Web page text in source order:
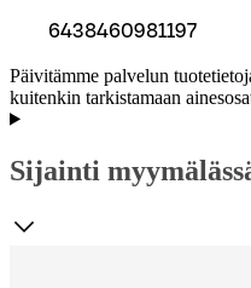
6438460981197
Päivitämme palvelun
kuitenkin tarkistamaan
Sijainti